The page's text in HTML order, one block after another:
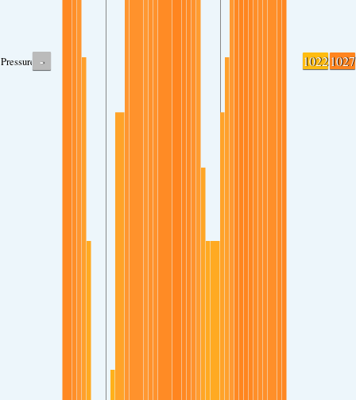
Pressure - 10221027